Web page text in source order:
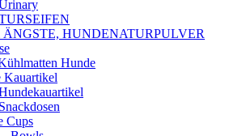
HUNDENATURPULVER
Hunde
Kauartikel
Snackdosen
Cups